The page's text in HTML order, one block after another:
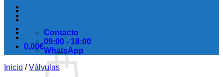
0,00€
Contacto
09:00 - 18:00
WhatsApp
Inicio / Válvulas